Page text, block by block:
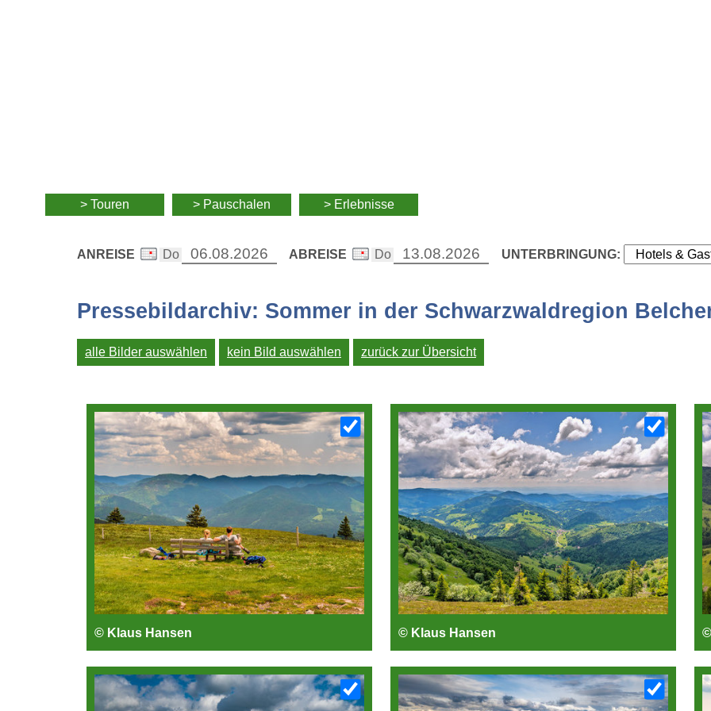
> Touren > Pauschalen > Erlebnisse
ANREISE ABREISE UNTERBRINGUNG:
Pressebildarchiv: Sommer in der Schwarzwaldregion
alle Bilder auswählen kein Bild auswählen zurück zur Übersicht
© Klaus Hansen © Klaus Hansen